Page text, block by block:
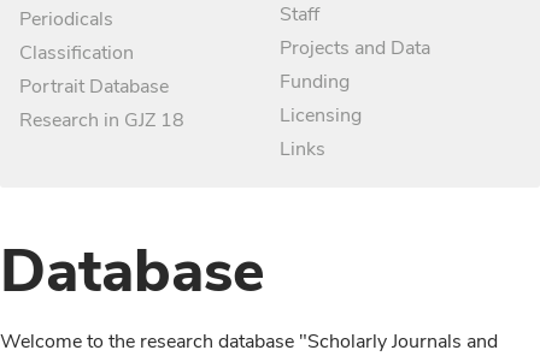
Periodicals
Classification
Portrait Database
Research in GJZ 18
Staff
Projects and Data
Funding
Licensing
Links
Database
Welcome to the research database "Scholarly Journals and